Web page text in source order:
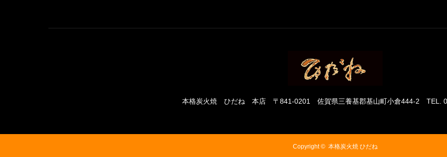
本格炭火焼 ひだね 本店 〒841-0201 佐賀県三養基郡基山町小倉444-2 TEL.
Copyright © 本格炭火焼 ひだね